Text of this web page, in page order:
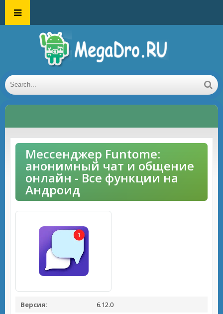
Мессенджер Funtome:
анонимный чат и общение
онлайн - Все функции на
Андроид
Версия:
6.12.0